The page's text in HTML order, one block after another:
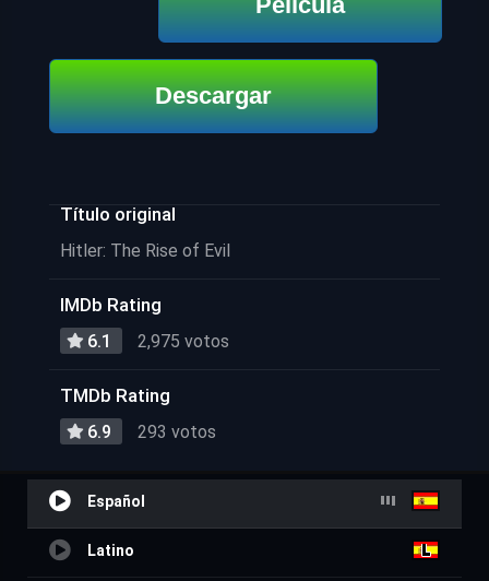
Descargar
Título original
Hitler: The Rise of Evil
IMDb Rating
6.1 2,975 votos
TMDb Rating
6.9 293 votos
Español
Latino